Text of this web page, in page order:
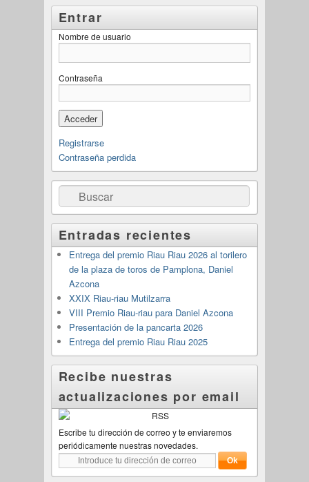
Entrar
Nombre de usuario
Contraseña
Registrarse
Contraseña perdida
Buscar
Entradas recientes
Entrega del premio Riau Riau 2026 al torilero
de la plaza de toros de Pamplona, Daniel
Azcona
XXIX Riau-riau Mutilzarra
VIII Premio Riau-riau para Daniel Azcona
Presentación de la pancarta 2026
Entrega del premio Riau Riau 2025
Recibe nuestras
actualizaciones por email
Escribe tu dirección de correo y te enviaremos
periódicamente nuestras novedades.